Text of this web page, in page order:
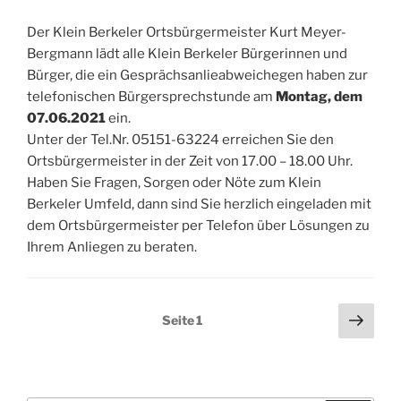
Der Klein Berkeler Ortsbürgermeister Kurt Meyer-
Bergmann lädt alle Klein Berkeler Bürgerinnen und
Bürger, die ein Gesprächsanlieabweichegen haben zur
telefonischen Bürgersprechstunde am Montag, dem
07.06.2021ein.
Unter der Tel.Nr. 05151-63224 erreichen Sie den
Ortsbürgermeister in der Zeit von 17.00 – 18.00 Uhr.
Haben Sie Fragen, Sorgen oder Nöte zum Klein
Berkeler Umfeld, dann sind Sie herzlich eingeladen mit
dem Ortsbürgermeister per Telefon über Lösungen zu
Ihrem Anliegen zu beraten.
Seitennummerierung
Seite1